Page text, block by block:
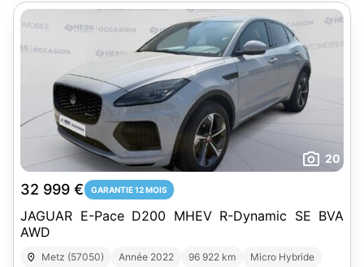
20
32 999 € GARANTIE 12 MOIS
JAGUAR E-Pace D200 MHEV R-Dynamic SE BVA
AWD
Metz (57050) Année 2022 96 922 km
Micro Hybride